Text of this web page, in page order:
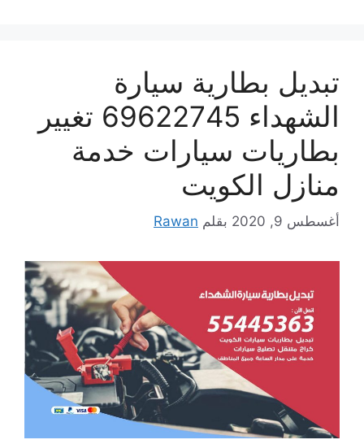
تبديل بطارية سيارة
الشهداء 69622745 تغيير
بطاريات سيارات خدمة
منازل الكويت
أغسطس 9, 2020 بقلم Rawan